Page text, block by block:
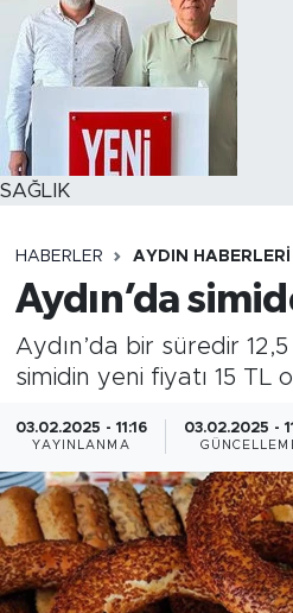
SAĞLIK
HABERLER AYDIN HABERLERI
Aydın’da
Aydın’da bir süredir
simidin yeni fiyatı 15 TL
03.02.2025 - 11:16
YAYINLANMA
03.02.2025 -